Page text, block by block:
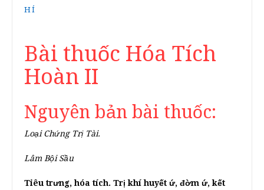
HÍ
Bài thuốc Hóa Tích
Hoàn II
Nguyên bản bài thuốc:
Loại Chứng Trị Tài.
Lâm Bội Sầu
Tiêu trưng, hóa tích. Trị khí huyết ứ, đờm ứ, kết